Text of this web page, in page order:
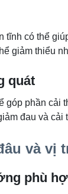
có thể
giảm thiểu
quát
phần cải
đau và
và vị
phù